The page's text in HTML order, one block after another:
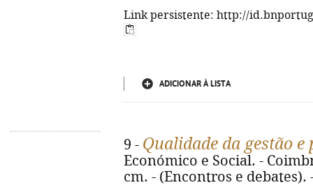
Link persistente: http://
ADICIONAR À LISTA
9 - Qualidade da gestão
Económico e Social. -
cm. - (Encontros e debates).